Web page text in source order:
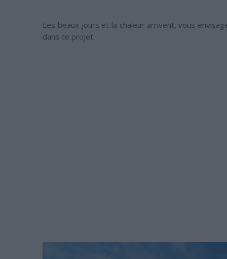
Les beaux jours et la chaleur arrivent, vous
dans ce projet.